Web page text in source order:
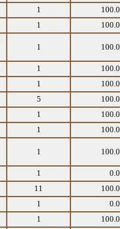
1
1
1
1
1
5
1
1
1
1
11
1
1